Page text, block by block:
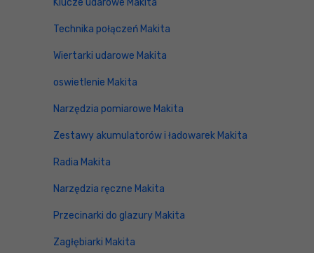
Klucze udarowe Makita
Technika połączeń Makita
Wiertarki udarowe Makita
oswietlenie Makita
Narzędzia pomiarowe Makita
Zestawy akumulatorów i ładowarek Makita
Radia Makita
Narzędzia ręczne Makita
Przecinarki do glazury Makita
Zagłębiarki Makita